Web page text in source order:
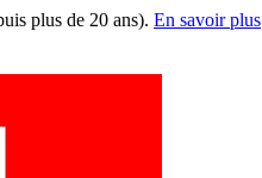
plus de 20 ans). En savoir plus